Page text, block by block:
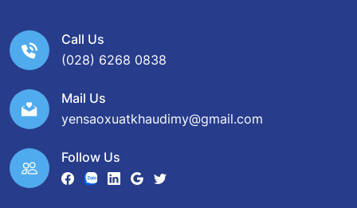
Call Us
(028) 6268 0838
Mail Us
yensaoxuatkhaudimy@gmail.com
Follow Us